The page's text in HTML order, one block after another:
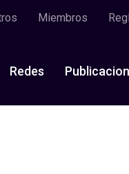
Miembros
Redes